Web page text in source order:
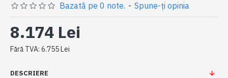
Bazată pe 0 note. - Spune-ţi opinia
8.174 Lei
Fără TVA: 6.755 Lei
DESCRIERE